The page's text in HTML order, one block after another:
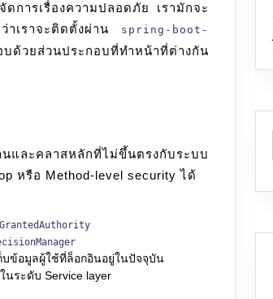
เราจะติดตั้งผ่าน
spring-boot-
ด้วยส่วนประกอบที่ทำหน้าที่ต่างกัน
ละคลาสหลักที่ไม่ขึ้นตรงกับระบบ
หรือ Method-level security ได้
GrantedAuthority
บข้อมูลผู้ใช้ที่ล็อกอินอยู่ในปัจจุบัน
นระดับ Service layer